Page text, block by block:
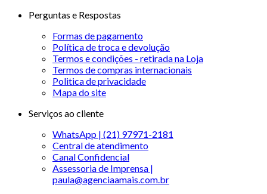
Perguntas e Respostas
Formas de pagamento
Política de troca e devolução
Termos e condições - retirada na Loja
Termos de compras internacionais
Politica de privacidade
Mapa do site
Serviços ao cliente
WhatsApp | (21) 97971-2181
Central de atendimento
Canal Confidencial
Assessoria de Imprensa |
paula@agenciaamais.com.br